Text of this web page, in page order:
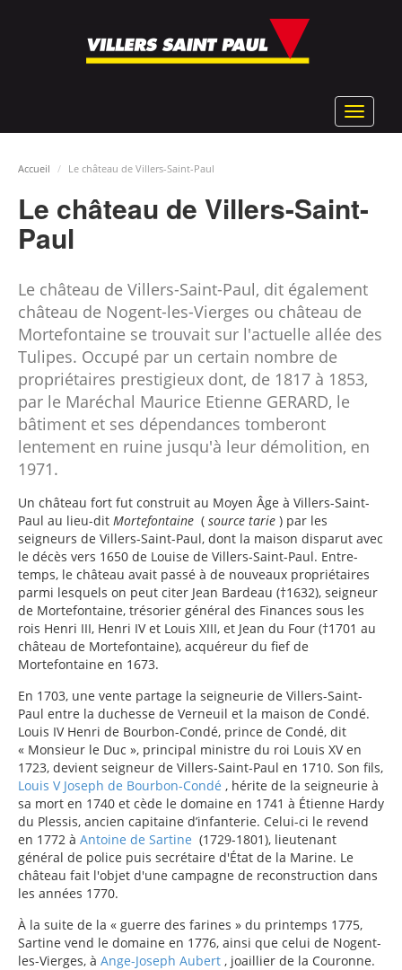
Toggle
Accueil Le château de Villers-Saint-Paul
Le château de Villers-Saint-
Paul
Le château de Villers-Saint-Paul, dit également
château de Nogent-les-Vierges ou château de
Mortefontaine se trouvait sur l'actuelle allée des
Tulipes. Occupé par un certain nombre de
propriétaires prestigieux dont, de 1817 à 1853,
par le Maréchal Maurice Etienne GERARD, le
bâtiment et ses dépendances tomberont
lentement en ruine jusqu'à leur démolition, en
1971.
Un château fort fut construit au Moyen Âge à Villers-Saint-
Paul au lieu-dit Mortefontaine ( source tarie ) par les
seigneurs de Villers-Saint-Paul, dont la maison disparut avec
le décès vers 1650 de Louise de Villers-Saint-Paul. Entre-
temps, le château avait passé à de nouveaux propriétaires
parmi lesquels on peut citer Jean Bardeau (†1632), seigneur
de Mortefontaine, trésorier général des Finances sous les
rois Henri III, Henri IV et Louis XIII, et Jean du Four (†1701 au
château de Mortefontaine), acquéreur du fief de
Mortefontaine en 1673.
En 1703, une vente partage la seigneurie de Villers-Saint-
Paul entre la duchesse de Verneuil et la maison de Condé.
Louis IV Henri de Bourbon-Condé, prince de Condé, dit
« Monsieur le Duc », principal ministre du roi Louis XV en
1723, devient seigneur de Villers-Saint-Paul en 1710. Son fils,
Louis V Joseph de Bourbon-Condé , hérite de la seigneurie à
sa mort en 1740 et cède le domaine en 1741 à Étienne Hardy
du Plessis, ancien capitaine d’infanterie. Celui-ci le revend
en 1772 à Antoine de Sartine (1729-1801), lieutenant
général de police puis secrétaire d'État de la Marine. Le
château fait l'objet d'une campagne de reconstruction dans
les années 1770.
À la suite de la « guerre des farines » du printemps 1775,
Sartine vend le domaine en 1776, ainsi que celui de Nogent-
les-Vierges, à Ange-Joseph Aubert , joaillier de la Couronne.